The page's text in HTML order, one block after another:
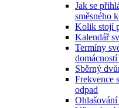
Jak se
směsného
Kolik stojí
Kalendář
Termíny
Sběrný
Frekvence
odpad
Ohlašování